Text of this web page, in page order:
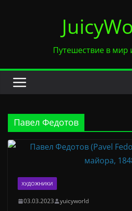
Путешествие в мир
Павел Федотов
ХУДОЖНИКИ
03.03.2023 yuicyworld